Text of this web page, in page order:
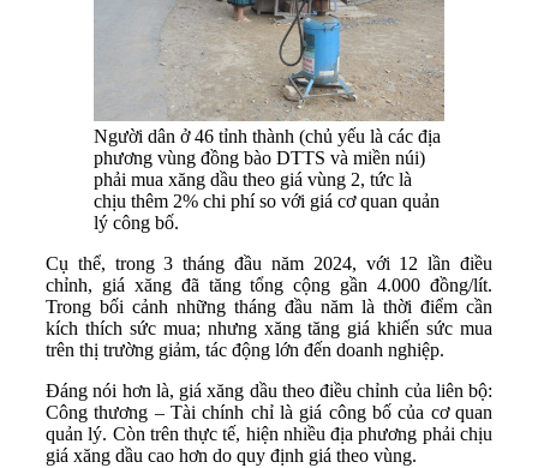
Người dân ở 46 tỉnh thành (chủ yếu là các địa
phương vùng đồng bào DTTS và miền núi)
phải mua xăng dầu theo giá vùng 2, tức là
chịu thêm 2% chi phí so với giá cơ quan quản
lý công bố.
Cụ thể, trong 3 tháng đầu năm 2024, với 12 lần điều
chỉnh, giá xăng đã tăng tổng cộng gần 4.000 đồng/lít.
Trong bối cảnh những tháng đầu năm là thời điểm cần
kích thích sức mua; nhưng xăng tăng giá khiến sức mua
trên thị trường giảm, tác động lớn đến doanh nghiệp.
Đáng nói hơn là, giá xăng dầu theo điều chỉnh của liên bộ:
Công thương – Tài chính chỉ là giá công bố của cơ quan
quản lý. Còn trên thực tế, hiện nhiều địa phương phải chịu
giá xăng dầu cao hơn do quy định giá theo vùng.